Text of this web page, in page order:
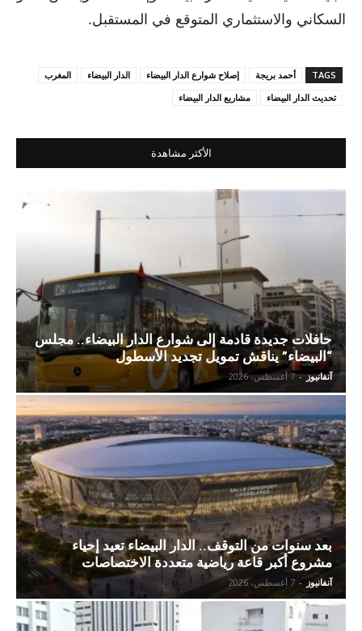
السكاني والاستثماري المتوقع في المستقبل.
TAGS أحمد بريجة إصلاح شوارع الدار البيضاء الدار البيضاء
المغرب
تحديث الدار البيضاء
مشاريع الدار البيضاء
الأكثر مشاهدة
حافلات جديدة قادمة إلى شوارع الدار البيضاء.. مجلس
“البيضاء” يناقش تمويل تجديد الأسطول
آنفانيوز - 7 أغسطس، 2026
بعد سنوات من التوقف.. الدار البيضاء تعيد إحياء
مشروع أكبر قاعة رياضية متعددة الاختصاصات
آنفانيوز - 7 أغسطس، 2026